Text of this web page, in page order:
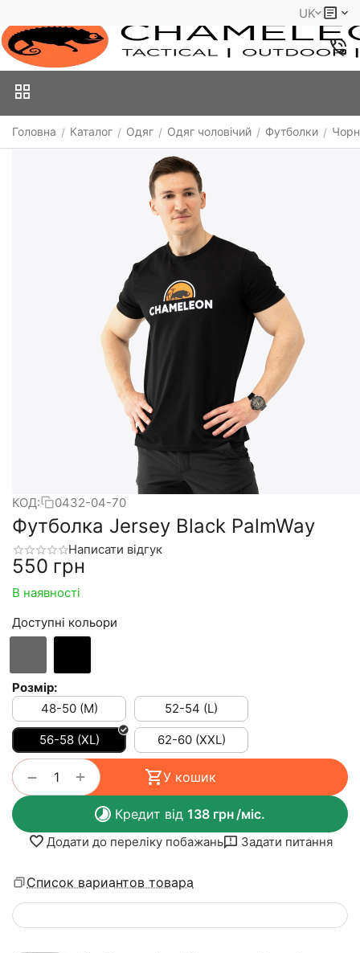
UK
Головна / Каталог / Одяг / Одяг чоловічий / Футболки /
КОД: 0432-04-70
Футболка Jersey Black PalmWay
Написати відгук
‍550‍ грн
В наявності
Доступні кольори
Розмір:
48-50 (M)
52-54 (L)
56-58 (XL) 62-60 (XXL)
+
− У кошик
Кредит від 138 грн/міс.
Додати до переліку побажань Задати питання
Список вариантов товара